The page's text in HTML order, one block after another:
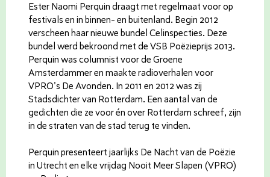
Ester Naomi Perquin draagt met regelmaat voor op
festivals en in binnen- en buitenland. Begin 2012
verscheen haar nieuwe bundel Celinspecties. Deze
bundel werd bekroond met de VSB Poëzieprijs 2013.
Perquin was columnist voor de Groene
Amsterdammer en maakte radioverhalen voor
VPRO's De Avonden. In 2011 en 2012 was zij
Stadsdichter van Rotterdam. Een aantal van de
gedichten die ze voor én over Rotterdam schreef, zijn
in de straten van de stad terug te vinden.
Perquin presenteert jaarlijks De Nacht van de Poëzie
in Utrecht en elke vrijdag Nooit Meer Slapen (VPRO)